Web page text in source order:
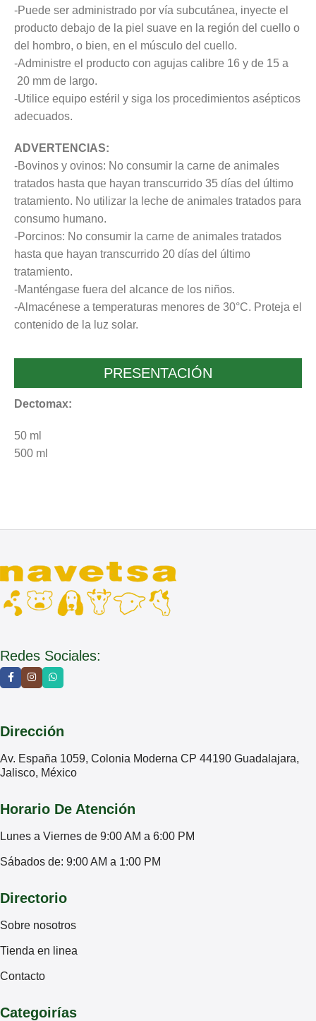
-Puede ser administrado por vía subcutánea, inyecte el
producto debajo de la piel suave en la región del cuello o
del hombro, o bien, en el músculo del cuello.
-Administre el producto con agujas calibre 16 y de 15 a
20 mm de largo.
-Utilice equipo estéril y siga los procedimientos asépticos
adecuados.
ADVERTENCIAS:
-Bovinos y ovinos: No consumir la carne de animales
tratados hasta que hayan transcurrido 35 días del último
tratamiento. No utilizar la leche de animales tratados para
consumo humano.
-Porcinos: No consumir la carne de animales tratados
hasta que hayan transcurrido 20 días del último
tratamiento.
-Manténgase fuera del alcance de los niños.
-Almacénese a temperaturas menores de 30°C. Proteja el
contenido de la luz solar.
PRESENTACIÓN
Dectomax:
50 ml
500 ml
Redes Sociales:
Dirección
Av. España 1059, Colonia Moderna CP 44190 Guadalajara,
Jalisco, México
Horario De Atención
Lunes a Viernes de 9:00 AM a 6:00 PM
Sábados de: 9:00 AM a 1:00 PM
Directorio
Sobre nosotros
Tienda en linea
Contacto
Categoirías